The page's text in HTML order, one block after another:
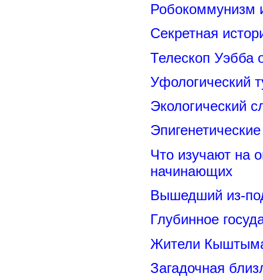
Секретная
Телескоп Уэбба
Уфологический
Экологический
Что изучают на
начинающих
Вышедший из-
Глубинное
Жители
Загадочная